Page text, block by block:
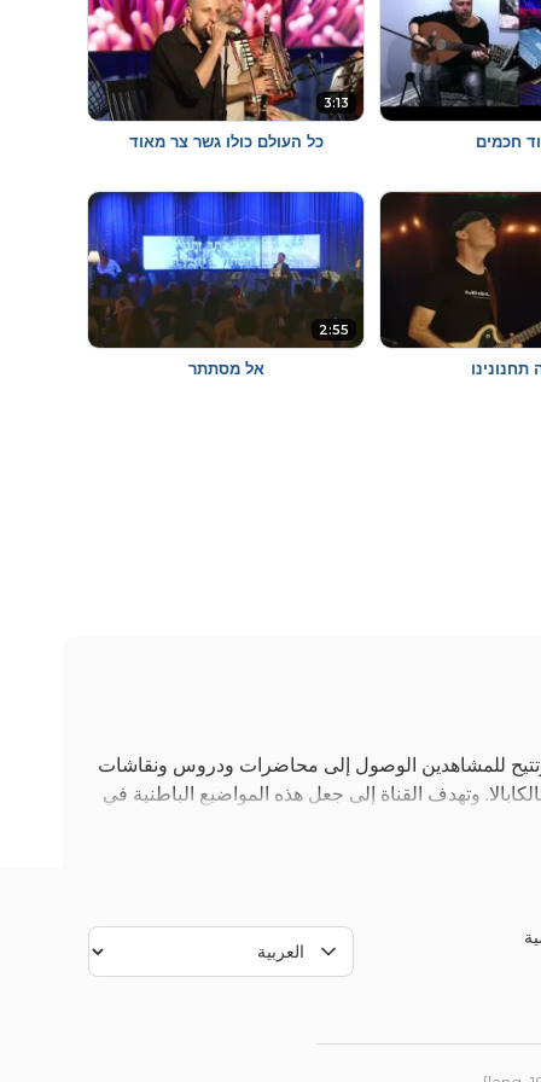
חכמים
3:13
כל העולם כולו גשר צר מאוד
תחנונינו
2:55
אל מסתתר
وتتيح للمشاهدين الوصول إلى محاضرات ودروس ونقاشات
وتهدف القناة إلى جعل هذه المواضيع الباطنية في
والسياق التاريخي. يمكن للمشاهدين متابعة قناة الكابالا
يتيح التفاعل المباشر مع المحتوى. يُنظّم جدول